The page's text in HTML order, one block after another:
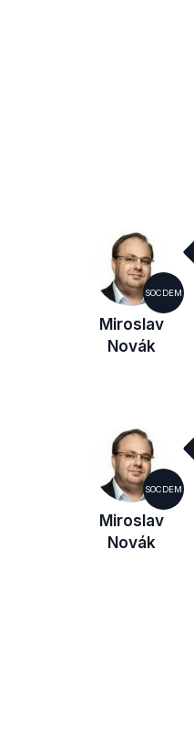
SOCDEM
Miroslav
Novák
SOCDEM
Miroslav
Novák